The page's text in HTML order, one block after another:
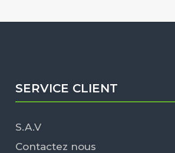
SERVICE CLIENT
S.A.V
Contactez nous